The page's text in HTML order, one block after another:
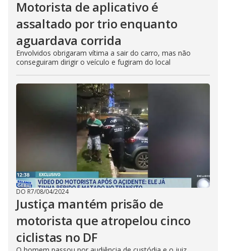
Motorista de aplicativo é
assaltado por trio enquanto
aguardava corrida
Envolvidos obrigaram vítima a sair do carro, mas não
conseguiram dirigir o veículo e fugiram do local
DO R7/08/04/2024
Justiça mantém prisão de
motorista que atropelou cinco
ciclistas no DF